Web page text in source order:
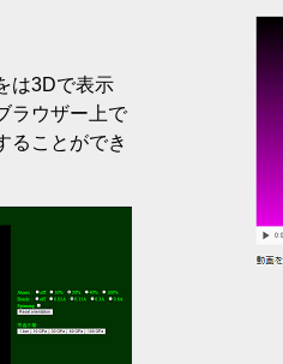
は3Dで表示
ラウザー上で
ることができ